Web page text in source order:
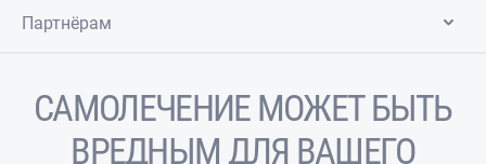
Партнёрам
САМОЛЕЧЕНИЕ МОЖЕТ БЫТЬ
ВРЕДНЫМ ДЛЯ ВАШЕГО